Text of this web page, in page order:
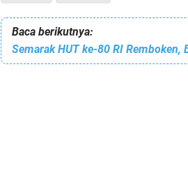
Baca berikutnya: